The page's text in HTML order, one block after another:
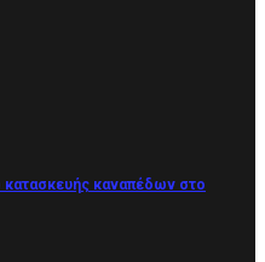
κατασκευής καναπέδων στο